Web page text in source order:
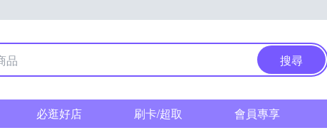
搜尋
必逛好店 刷卡/超取 會員專享